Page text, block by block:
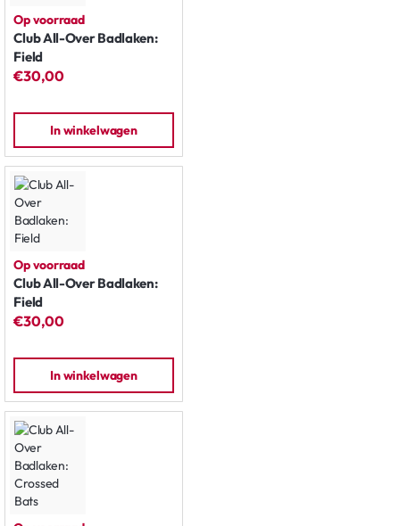
Op voorraad
Club All-Over Badlaken:
Field
€30,00
In winkelwagen
Op voorraad
Club All-Over Badlaken:
Field
€30,00
In winkelwagen